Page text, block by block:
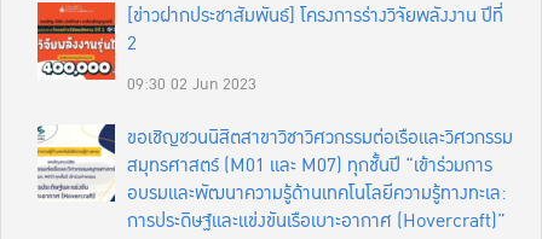
[ข่าวฝากประชาสัมพันธ์] โครงการร่างวิจัยพลังงาน ปีที่
2
09:30 02 Jun 2023
ขอเชิญชวนนิสิตสาขาวิชาวิศวกรรมต่อเรือและวิศวกรรม
สมุทรศาสตร์ (M01 และ M07) ทุกชั้นปี “เข้าร่วมการ
อบรมและพัฒนาความรู้ด้านเทคโนโลยีความรู้ทางทะเล:
การประดิษฐ์และแข่งขันเรือเบาะอากาศ (Hovercraft)”